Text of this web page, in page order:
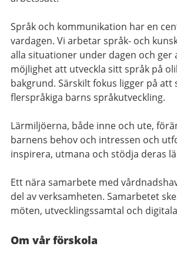
Språk och kommunikation har en
vardagen. Vi arbetar språk- och
alla situationer under dagen och ger
möjlighet att utveckla sitt språk på
bakgrund. Särskilt fokus ligger på att
flerspråkiga barns språkutveckling.
Lärmiljöerna, både inne och ute,
barnens behov och intressen och
inspirera, utmana och stödja deras
Ett nära samarbete med
del av verksamheten. Samarbetet
möten, utvecklingssamtal och
Om vår förskola